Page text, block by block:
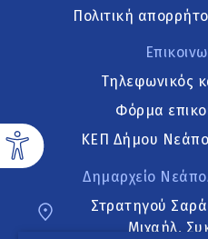
Πολιτική
Τηλεφωνικός
Φόρμα
ΚΕΠ Δήμου
Δημαρχείο
Στρατηγού
Μιχαήλ,